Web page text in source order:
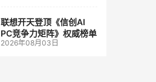
联想开天登顶《信创AI
PC竞争力矩阵》权威榜单
2026年08月03日